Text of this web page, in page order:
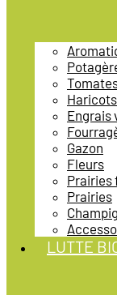
Engrais
Gazon
Fleurs
Prairies
Prairies
LUTTE